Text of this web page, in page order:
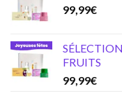
99,99€
FRUITS
99,99€